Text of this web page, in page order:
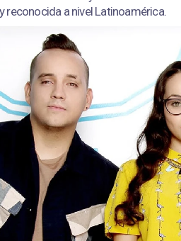
reconocida a nivel Latinoamérica.